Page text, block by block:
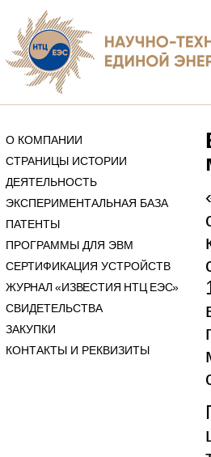
О КОМПАНИИ
СТРАНИЦЫ ИСТОРИИ
ДЕЯТЕЛЬНОСТЬ
ЭКСПЕРИМЕНТАЛЬНАЯ БАЗА
ПАТЕНТЫ
ПРОГРАММЫ ДЛЯ ЭВМ
СЕРТИФИКАЦИЯ УСТРОЙСТВ
ЖУРНАЛ «ИЗВЕСТИЯ НТЦ ЕЭС»
СВИДЕТЕЛЬСТВА
ЗАКУПКИ
КОНТАКТЫ И РЕКВИЗИТЫ